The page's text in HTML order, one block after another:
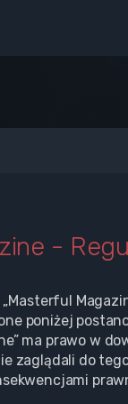
-
poniżej
ma prawo w
zaglądali do